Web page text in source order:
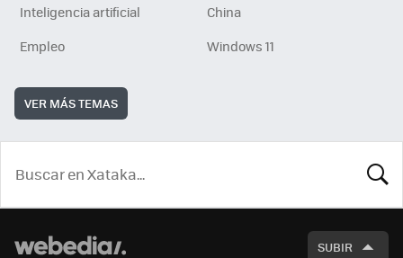
Inteligencia artificial
China
Empleo
Windows 11
VER MÁS TEMAS
SUBIR